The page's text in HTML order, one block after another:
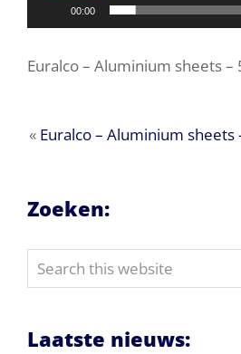
00:00
Euralco – Aluminium sheets
« Euralco – Aluminium
Zoeken:
Search
this
Laatste nieuws: